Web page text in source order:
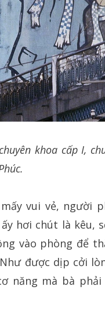
khoa cấp I,
vui vẻ, người
hơi chút là kêu,
vào phòng để
được dịp cởi
năng mà bà